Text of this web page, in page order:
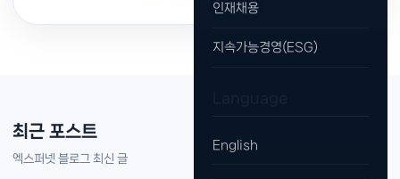
인재채용
지속가능경영(ESG)
English
최근 포스트
엑스퍼넷 블로그 최신 글